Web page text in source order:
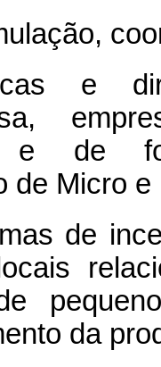
e
e de
de Micro
de
da